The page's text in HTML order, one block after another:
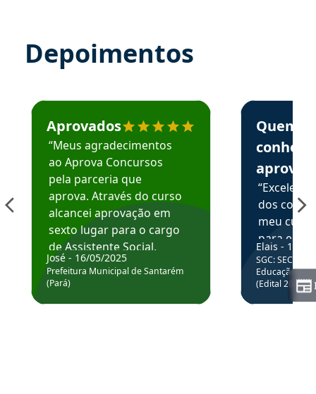
Depoimentos
Estudante José recomenda o Aprova Concursos em
Aprovados
“Meus agradecimentos
ao Aprova Concursos
pela parceria que
aprova. Através do curso
alcancei aprovação em
sexto lugar para o cargo
de Assistente Social.
Hoje estou atuando na
Prefeitura de Santarém.
José - 16/05/2025
Prefeitura Municipal de Santarém
(Pará)
Estudante
Quem
aprova
dos
meu
para
colocar
através
de
Elais - 15/
SGC: SEC BA
Educação
(Edital